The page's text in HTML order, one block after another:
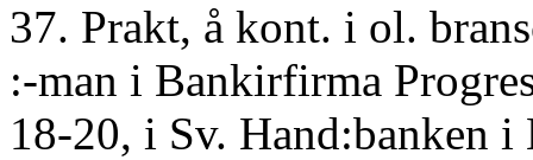
37. Prakt, å kont. i ol.
:-man i Bankirfirma
18-20, i Sv. Hand:banken